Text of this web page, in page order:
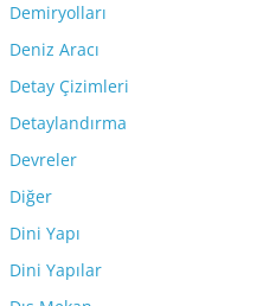
Demiryolları
Deniz Aracı
Detay Çizimleri
Detaylandırma
Devreler
Diğer
Dini Yapı
Dini Yapılar